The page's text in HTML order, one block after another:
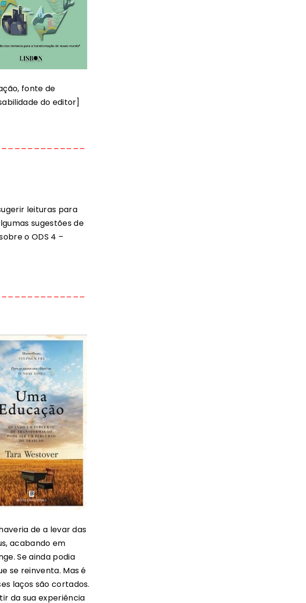
fonte de
do editor]
leituras para
sugestões de
o ODS 4 –
de a levar das
acabando em
Se ainda podia
se reinventa. Mas é
laços são cortados.
da sua experiência